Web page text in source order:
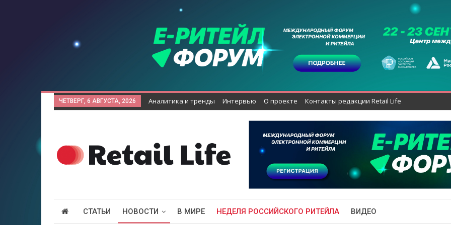
ЧЕТВЕРГ, 6 АВГУСТА, 2026 Аналитика и тренды Интервью О проекте Контакты редакции Retail Life
СТАТЬИ НОВОСТИ В МИРЕ НЕДЕЛЯ РОССИЙСКОГО РИТЕЙЛА ВИДЕО